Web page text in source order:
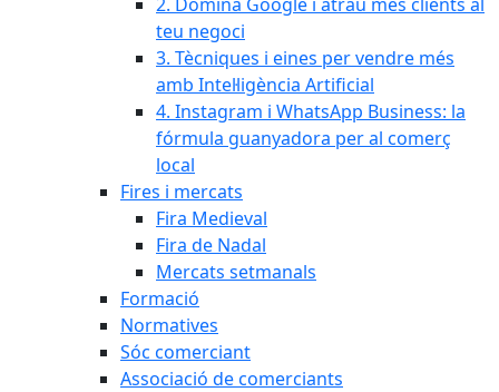
teu negoci
3. Tècniques i eines per vendre més
amb Intel·ligència Artificial
4. Instagram i WhatsApp Business: la
fórmula guanyadora per al comerç
local
Fires i mercats
Fira Medieval
Fira de Nadal
Mercats setmanals
Formació
Normatives
Sóc comerciant
Associació de comerciants